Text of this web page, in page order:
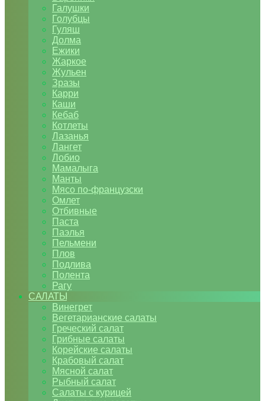
Галушки
Голубцы
Гуляш
Долма
Ежики
Жаркое
Жульен
Зразы
Карри
Каши
Кебаб
Котлеты
Лазанья
Лангет
Лобио
Мамалыга
Манты
Мясо по-французски
Омлет
Отбивные
Паста
Паэлья
Пельмени
Плов
Подлива
Полента
Рагу
САЛАТЫ
Винегрет
Вегетарианские салаты
Греческий салат
Грибные салаты
Корейские салаты
Крабовый салат
Мясной салат
Рыбный салат
Салаты с курицей